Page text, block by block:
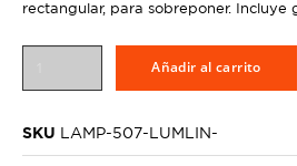
rectangular, para sobreponer. Incluye
Añadir al carrito
SKU LAMP-507-LUMLIN-